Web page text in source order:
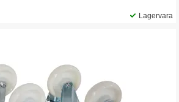
Lagervara